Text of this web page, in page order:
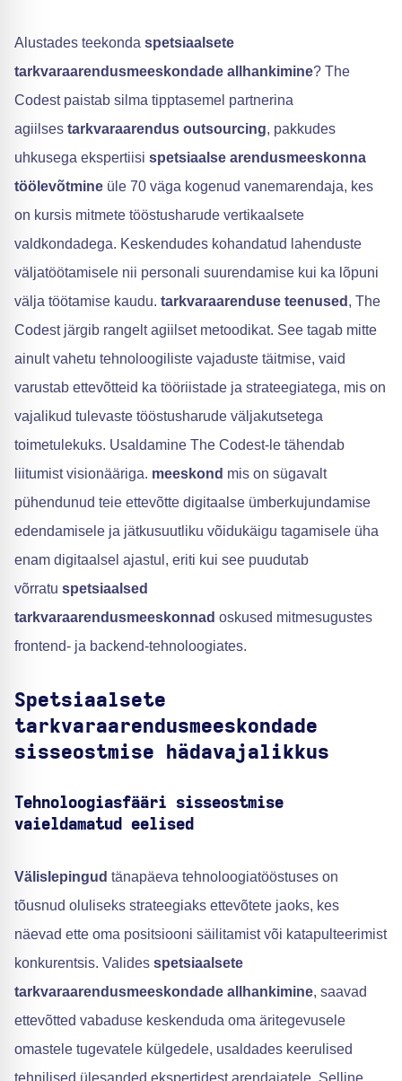
Alustades teekonda spetsiaalsete
tarkvaraarendusmeeskondade allhankimine? The
Codest paistab silma tipptasemel partnerina
agiilses tarkvaraarendus outsourcing, pakkudes
uhkusega ekspertiisi spetsiaalse arendusmeeskonna
töölevõtmine üle 70 väga kogenud vanemarendaja, kes
on kursis mitmete tööstusharude vertikaalsete
valdkondadega. Keskendudes kohandatud lahenduste
väljatöötamisele nii personali suurendamise kui ka lõpuni
välja töötamise kaudu. tarkvaraarenduse teenused , The
Codest järgib rangelt agiilset metoodikat. See tagab mitte
ainult vahetu tehnoloogiliste vajaduste täitmise, vaid
varustab ettevõtteid ka tööriistade ja strateegiatega, mis on
vajalikud tulevaste tööstusharude väljakutsetega
toimetulekuks. Usaldamine The Codest-le tähendab
liitumist visionääriga. meeskond mis on sügavalt
pühendunud teie ettevõtte digitaalse ümberkujundamise
edendamisele ja jätkusuutliku võidukäigu tagamisele üha
enam digitaalsel ajastul, eriti kui see puudutab
võrratu spetsiaalsed
tarkvaraarendusmeeskonnad oskused mitmesugustes
frontend- ja backend-tehnoloogiates.
Spetsiaalsete
tarkvaraarendusmeeskondade
sisseostmise hädavajalikkus
Tehnoloogiasfääri sisseostmise
vaieldamatud eelised
Välislepingud tänapäeva tehnoloogiatööstuses on
tõusnud oluliseks strateegiaks ettevõtete jaoks, kes
näevad ette oma positsiooni säilitamist või katapulteerimist
konkurentsis. Valides spetsiaalsete
tarkvaraarendusmeeskondade allhankimine, saavad
ettevõtted vabaduse keskenduda oma äritegevusele
omastele tugevatele külgedele, usaldades keerulised
tehnilised ülesanded ekspertidest arendajatele. Selline